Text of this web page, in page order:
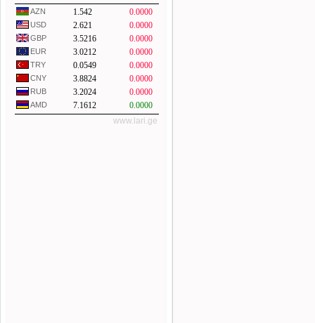
AZN 1.542 0.0000
USD 2.621 0.0000
GBP 3.5216 0.0000
EUR 3.0212 0.0000
TRY 0.0549 0.0000
CNY 3.8824 0.0000
RUB 3.2024 0.0000
AMD 7.1612
0.0000
www.lari.ge